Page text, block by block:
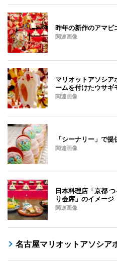
昨年の新作のアマビ
関連画像
マリオットアソシア
ームを付けたウサギ
関連画像
「シーナリー」で
関連画像
日本料理店「京都
り会席」のイメージ
関連画像
名古屋マリオットアソシア